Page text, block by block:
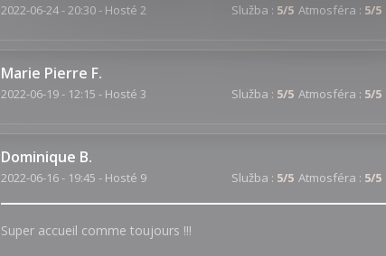
2022-06-24- 20:30 - Hosté 2 Služba : 5/5 Atmosféra : 5/5
Marie Pierre F
2022-06-19- 12:15 - Hosté 3 Služba : 5/5 Atmosféra : 5/5
Dominique B
2022-06-16- 19:45 - Hosté 9 Služba : 5/5 Atmosféra : 5/5
Super accueil comme toujours !!!